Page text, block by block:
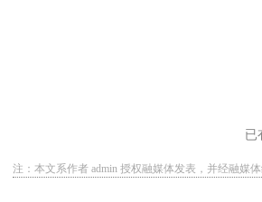
已
注：本文系作者 admin 授权融媒体发表，并经融媒